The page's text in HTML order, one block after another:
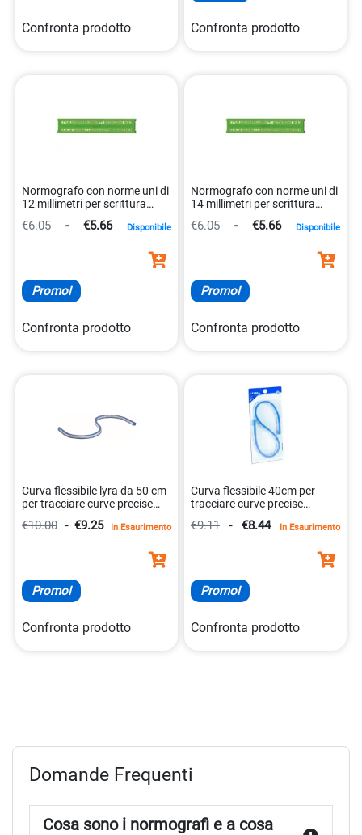
Confronta prodotto Confronta prodotto
Normografo con norme uni di
12 millimetri per scrittura
€6.05 - €5.66 Disponibile
Promo!
Confronta prodotto
Normografo con norme uni di
14 millimetri per scrittura
€6.05 - €5.66 Disponibile
Promo!
Confronta prodotto
Curva flessibile lyra da 50 cm
per tracciare curve precise
€10.00 - €9.25 In Esaurimento
Promo!
Confronta prodotto
Curva flessibile 40cm per
tracciare curve precise
€9.11 - €8.44 In Esaurimento
Promo!
Confronta prodotto
Domande Frequenti
Cosa sono i normografi e a cosa